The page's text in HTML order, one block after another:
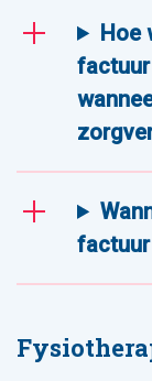
Hoe